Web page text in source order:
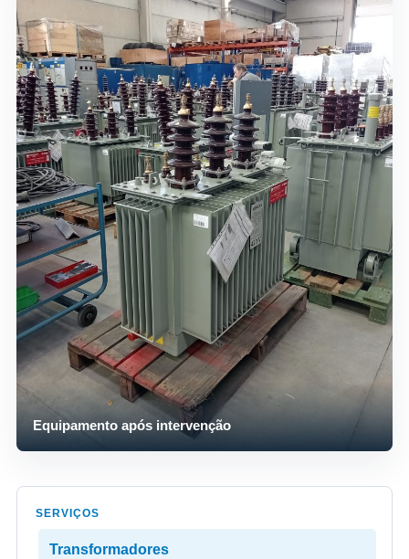
Equipamento após intervenção
SERVIÇOS
Transformadores